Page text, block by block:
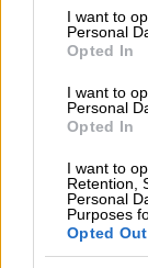
consent section.
I want to
Personal
Opted In
I want to
Personal
Opted In
I want to
Retention,
Personal
Purposes
Opted Out
Μεγάλωσε
οποία
Κύπελλο
και ένα
Υόρκης, με